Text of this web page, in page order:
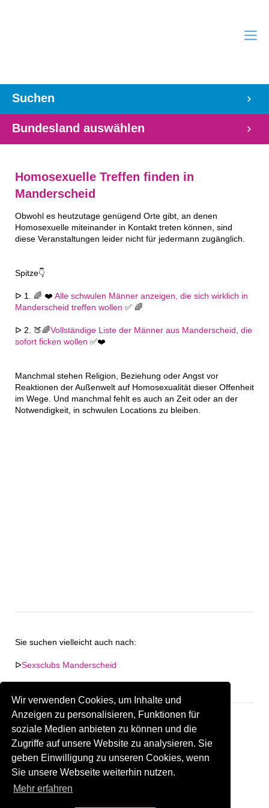
Wir verwenden Cookies, um Inhalte und
Anzeigen zu personalisieren, Funktionen für
soziale Medien anbieten zu können und die
Zugriffe auf unsere Website zu analysieren. Sie
geben Einwilligung zu unseren Cookies, wenn
Sie unsere Webseite weiterhin nutzen.
Mehr erfahren
Suchen
Bundesland auswählen
Homosexuelle Treffen finden in
Manderscheid
Obwohl es heutzutage genügend Orte gibt, an denen
Homosexuelle miteinander in Kontakt treten können, sind
diese Veranstaltungen leider nicht für jedermann zugänglich.
Spitze👇
ᐅ 1. 🌈 ❤️ Alle schwulen Männer anzeigen, die sich wirklich in
Manderscheid treffen wollen ✅ 🌈
ᐅ 2. 🍑🌈Vollständige Liste der Männer aus Manderscheid, die
sofort ficken wollen ✅❤️
Manchmal stehen Religion, Beziehung oder Angst vor
Reaktionen der Außenwelt auf Homosexualität dieser Offenheit
im Wege. Und manchmal fehlt es auch an Zeit oder an der
Notwendigkeit, in schwulen Locations zu bleiben.
Sie suchen vielleicht auch nach:
ᐅSexsclubs Manderscheid
Keine Firma in "Manderscheid" gefunden.
Sind Sie oder kennen Sie eine(n) Gay Treffpunkt in
Manderscheid?Firma kostenlos hinzufügen